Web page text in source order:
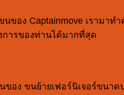
นของ Captainmove เรามา
การของท่านได้มากที่สุด
ของ ขนย้ายเฟอร์นิเจอร์ขนา